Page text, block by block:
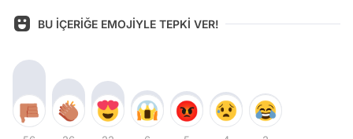
BU İÇERİĞE EMOJİYLE TEPKİ VER!